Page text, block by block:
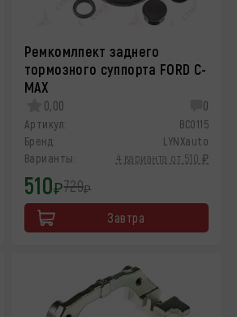
Ремкомлпект заднего
тормозного суппорта FORD C-
MAX
0,00 0
Артикул:
BC0115
Бренд:
LYNXauto
Варианты:
4 варианта от 510 ₽
510₽729₽
Завтра